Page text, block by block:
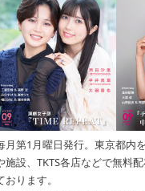
月第1月曜日発行。東京都内
施設、TKTS各店などで無料
おります。